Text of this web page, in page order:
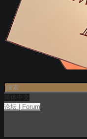
简体中文
论坛 | Forum